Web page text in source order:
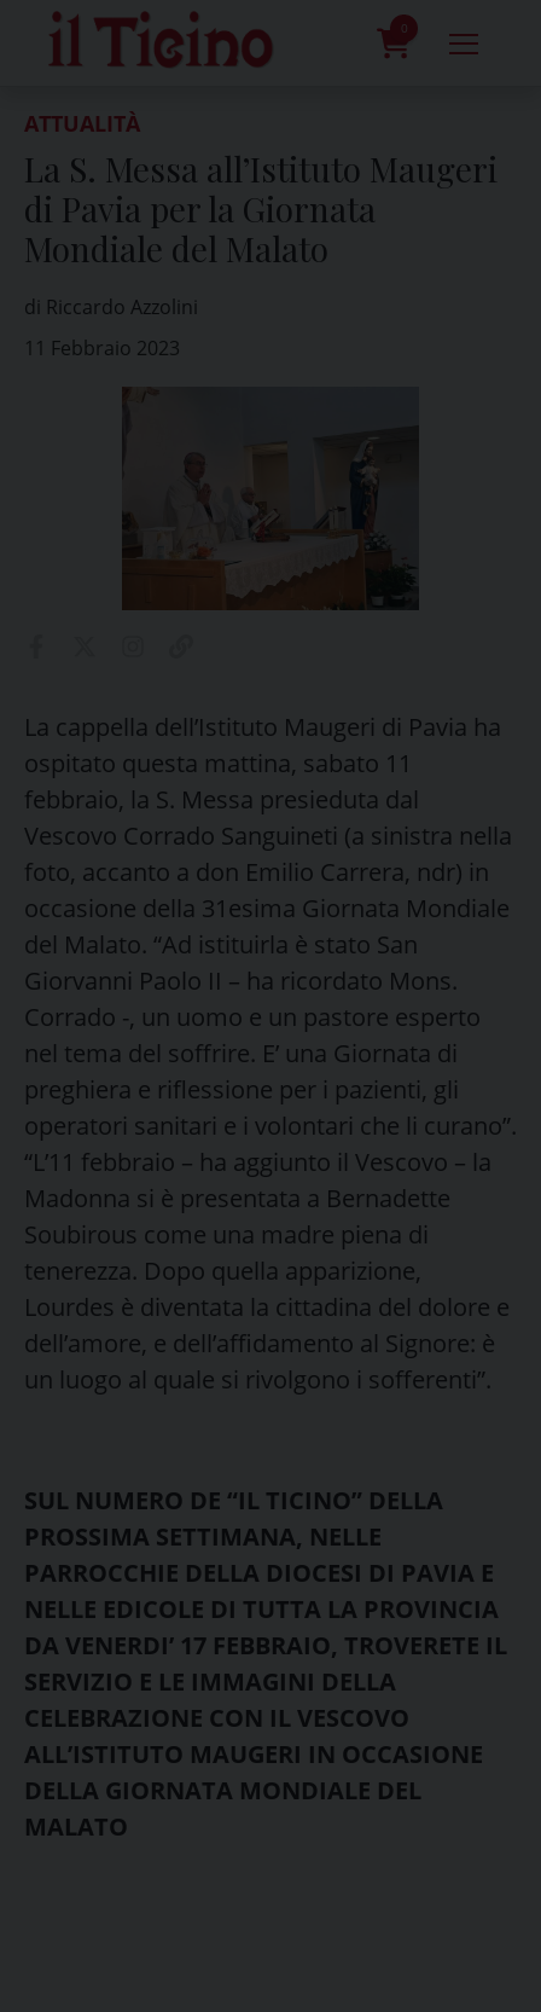
content
0
ATTUALITÀ
La S. Messa all’Istituto Maugeri
di Pavia per la Giornata
Mondiale del Malato
di Riccardo Azzolini
11 Febbraio 2023
La cappella dell’Istituto Maugeri di Pavia ha
ospitato questa mattina, sabato 11
febbraio, la S. Messa presieduta dal
Vescovo Corrado Sanguineti (a sinistra nella
foto, accanto a don Emilio Carrera, ndr) in
occasione della 31esima Giornata Mondiale
del Malato. “Ad istituirla è stato San
Giorvanni Paolo II – ha ricordato Mons.
Corrado -, un uomo e un pastore esperto
nel tema del soffrire. E’ una Giornata di
preghiera e riflessione per i pazienti, gli
operatori sanitari e i volontari che li curano”.
“L’11 febbraio – ha aggiunto il Vescovo – la
Madonna si è presentata a Bernadette
Soubirous come una madre piena di
tenerezza. Dopo quella apparizione,
Lourdes è diventata la cittadina del dolore e
dell’amore, e dell’affidamento al Signore: è
un luogo al quale si rivolgono i sofferenti”.
SUL NUMERO DE “IL TICINO” DELLA
PROSSIMA SETTIMANA, NELLE
PARROCCHIE DELLA DIOCESI DI PAVIA E
NELLE EDICOLE DI TUTTA LA PROVINCIA
DA VENERDI’ 17 FEBBRAIO, TROVERETE IL
SERVIZIO E LE IMMAGINI DELLA
CELEBRAZIONE CON IL VESCOVO
ALL’ISTITUTO MAUGERI IN OCCASIONE
DELLA GIORNATA MONDIALE DEL
MALATO